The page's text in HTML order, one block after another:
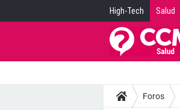
High-Tech Salud
Foros